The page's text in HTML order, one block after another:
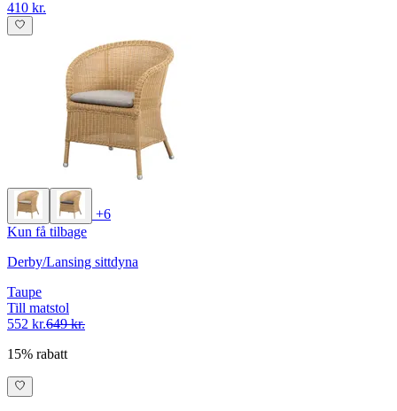
410 kr.
+6
Kun få tilbage
Derby/Lansing sittdyna
Taupe
Till matstol
552 kr.649 kr.
15% rabatt